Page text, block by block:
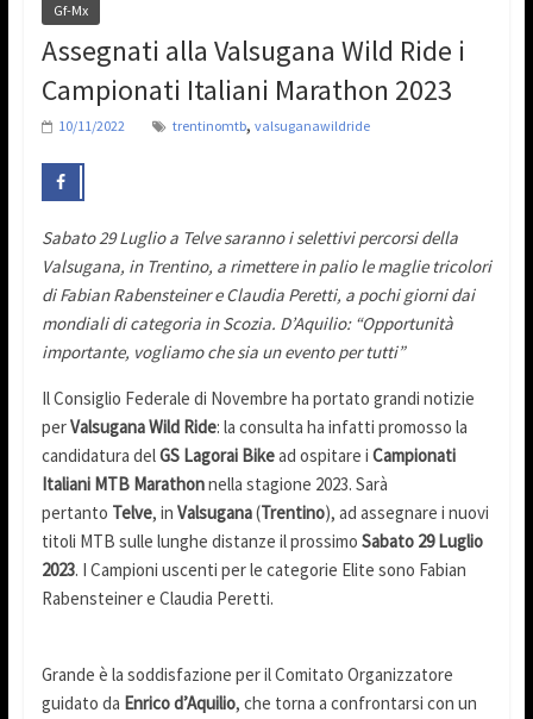
Gf-Mx
Assegnati alla Valsugana Wild Ride i
Campionati Italiani Marathon 2023
10/11/2022 trentinomtb, valsuganawildride
Sabato 29 Luglio a Telve saranno i selettivi percorsi della
Valsugana, in Trentino, a rimettere in palio le maglie tricolori
di Fabian Rabensteiner e Claudia Peretti, a pochi giorni dai
mondiali di categoria in Scozia. D’Aquilio: “Opportunità
importante, vogliamo che sia un evento per tutti”
Il Consiglio Federale di Novembre ha portato grandi notizie
perValsugana Wild Ride: la consulta ha infatti promosso la
candidatura delGS Lagorai Bikead ospitare i Campionati
Italiani MTB Marathonnella stagione 2023. Sarà
pertanto Telve, in Valsugana(Trentino), ad assegnare i nuovi
titoli MTB sulle lunghe distanze il prossimo Sabato 29 Luglio
2023. I Campioni uscenti per le categorie Elite sono Fabian
Rabensteiner e Claudia Peretti.
Grande è la soddisfazione per il Comitato Organizzatore
guidato da Enrico d’Aquilio, che torna a confrontarsi con un